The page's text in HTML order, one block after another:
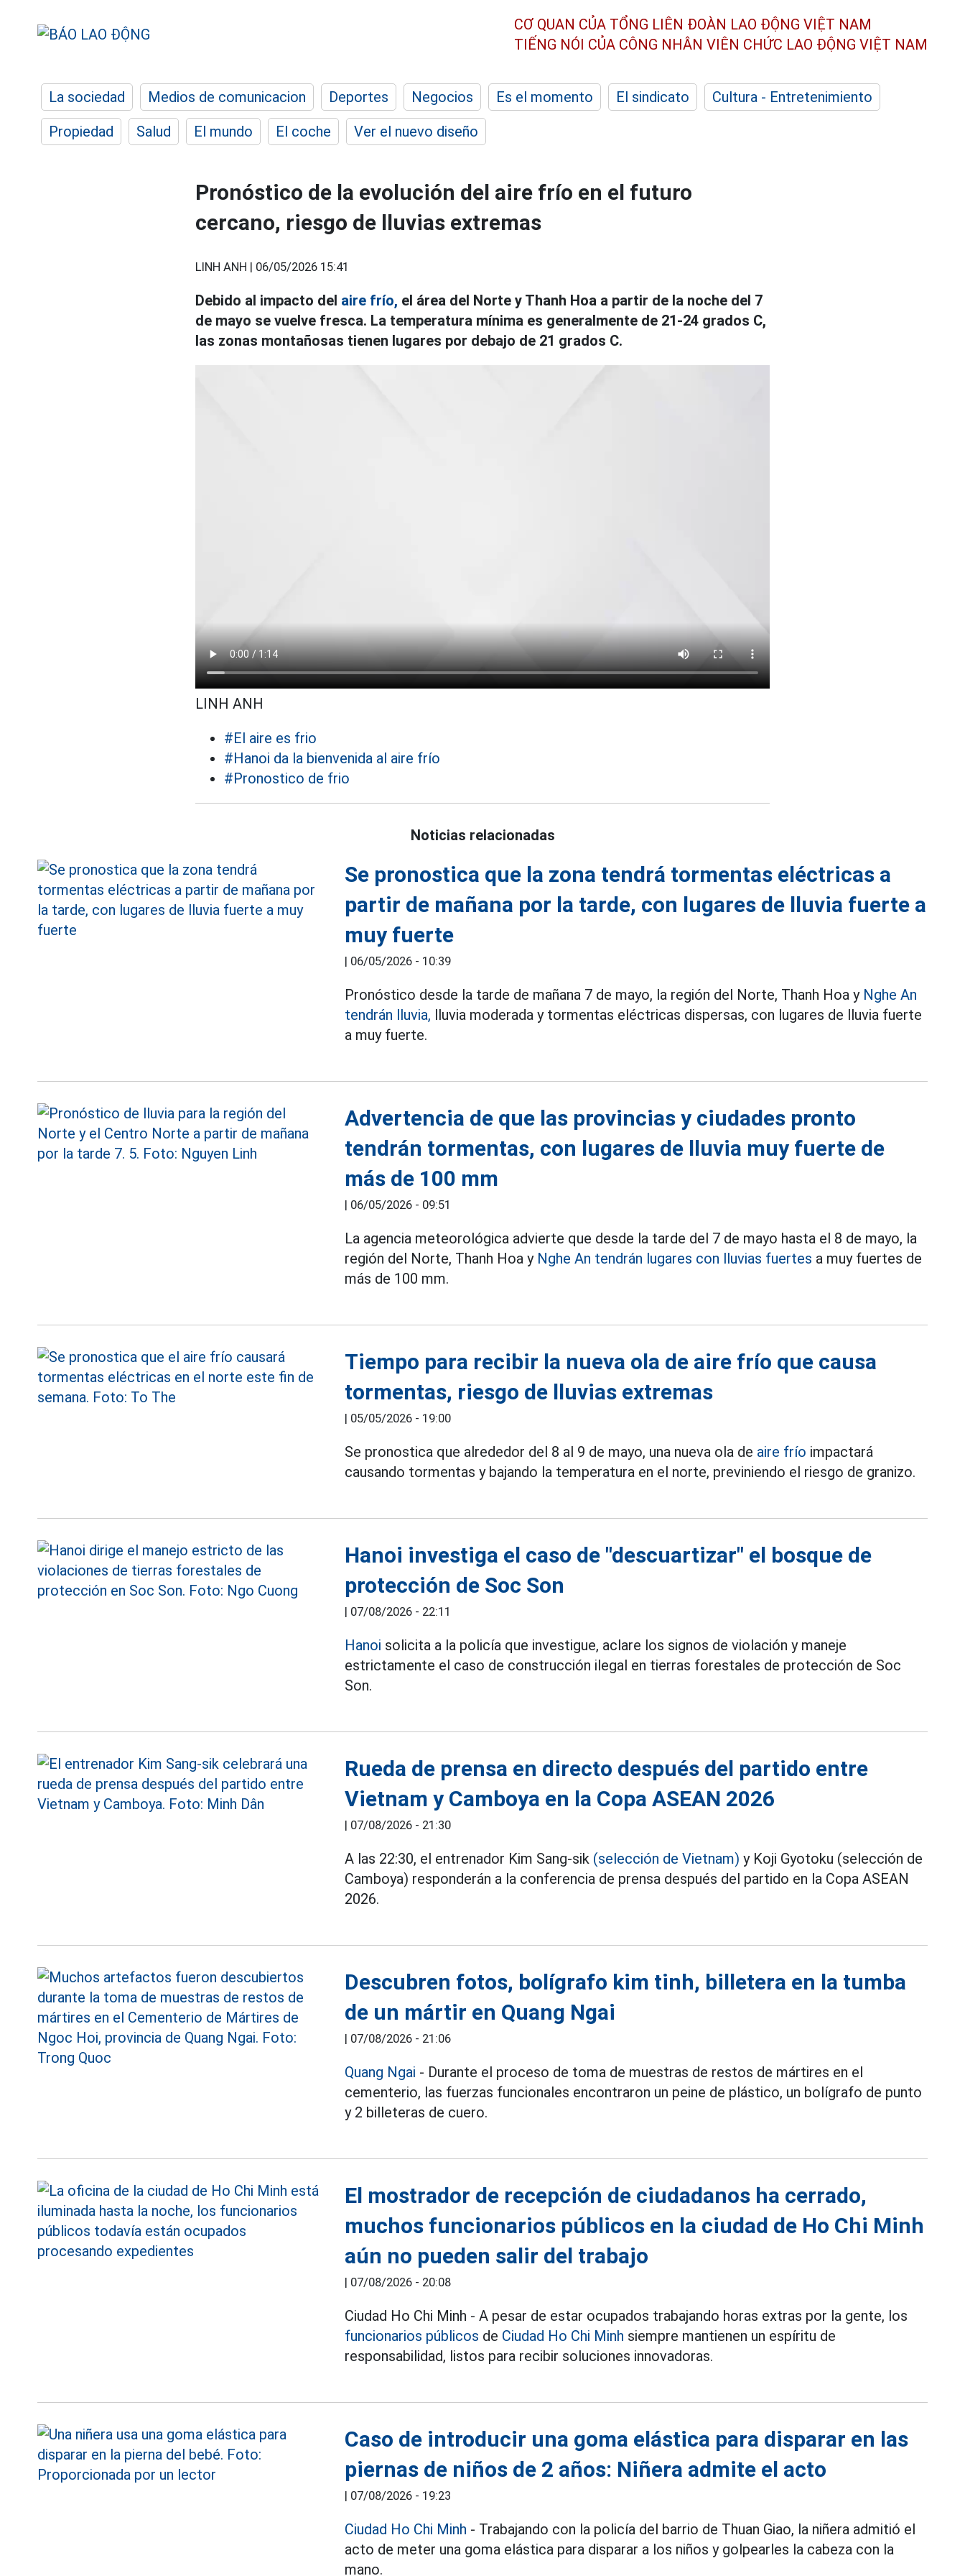
CƠ QUAN CỦA TỔNG LIÊN ĐOÀN LAO ĐỘNG VIỆT NAM
TIẾNG NÓI CỦA CÔNG NHÂN VIÊN CHỨC LAO ĐỘNG VIỆT NAM
La sociedad Medios de comunicacion Deportes Negocios Es el momento El sindicato
Cultura - Entretenimiento
Propiedad
Salud El mundo El coche Ver el nuevo diseño
Pronóstico de la evolución del aire frío en el futuro
cercano, riesgo de lluvias extremas
LINH ANH | 06/05/2026 15:41
Debido al impacto del aire frío, el área del Norte y Thanh Hoa a partir de la noche del 7
de mayo se vuelve fresca. La temperatura mínima es generalmente de 21-24 grados C,
las zonas montañosas tienen lugares por debajo de 21 grados C.
LINH ANH
#El aire es frio
#Hanoi da la bienvenida al aire frío
#Pronostico de frio
Noticias relacionadas
Se pronostica que la zona tendrá tormentas eléctricas a
partir de mañana por la tarde, con lugares de lluvia fuerte a
muy fuerte
| 06/05/2026 - 10:39
Pronóstico desde la tarde de mañana 7 de mayo, la región del Norte, Thanh Hoa y Nghe An
tendrán lluvia, lluvia moderada y tormentas eléctricas dispersas, con lugares de lluvia fuerte
a muy fuerte.
Advertencia de que las provincias y ciudades pronto
tendrán tormentas, con lugares de lluvia muy fuerte de
más de 100 mm
| 06/05/2026 - 09:51
La agencia meteorológica advierte que desde la tarde del 7 de mayo hasta el 8 de mayo, la
región del Norte, Thanh Hoa y Nghe An tendrán lugares con lluvias fuertes a muy fuertes de
más de 100 mm.
Tiempo para recibir la nueva ola de aire frío que causa
tormentas, riesgo de lluvias extremas
| 05/05/2026 - 19:00
Se pronostica que alrededor del 8 al 9 de mayo, una nueva ola de aire frío impactará
causando tormentas y bajando la temperatura en el norte, previniendo el riesgo de granizo.
Hanoi investiga el caso de "descuartizar" el bosque de
protección de Soc Son
| 07/08/2026 - 22:11
Hanoi solicita a la policía que investigue, aclare los signos de violación y maneje
estrictamente el caso de construcción ilegal en tierras forestales de protección de Soc
Son.
Rueda de prensa en directo después del partido entre
Vietnam y Camboya en la Copa ASEAN 2026
| 07/08/2026 - 21:30
A las 22:30, el entrenador Kim Sang-sik (selección de Vietnam) y Koji Gyotoku (selección de
Camboya) responderán a la conferencia de prensa después del partido en la Copa ASEAN
2026.
Descubren fotos, bolígrafo kim tinh, billetera en la tumba
de un mártir en Quang Ngai
| 07/08/2026 - 21:06
Quang Ngai - Durante el proceso de toma de muestras de restos de mártires en el
cementerio, las fuerzas funcionales encontraron un peine de plástico, un bolígrafo de punto
y 2 billeteras de cuero.
El mostrador de recepción de ciudadanos ha cerrado,
muchos funcionarios públicos en la ciudad de Ho Chi Minh
aún no pueden salir del trabajo
| 07/08/2026 - 20:08
Ciudad Ho Chi Minh - A pesar de estar ocupados trabajando horas extras por la gente, los
funcionarios públicos de Ciudad Ho Chi Minh siempre mantienen un espíritu de
responsabilidad, listos para recibir soluciones innovadoras.
Caso de introducir una goma elástica para disparar en las
piernas de niños de 2 años: Niñera admite el acto
| 07/08/2026 - 19:23
Ciudad Ho Chi Minh - Trabajando con la policía del barrio de Thuan Giao, la niñera admitió el
acto de meter una goma elástica para disparar a los niños y golpearles la cabeza con la
mano.